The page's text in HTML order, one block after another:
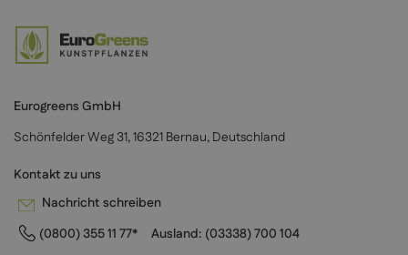
Eurogreens GmbH
Schönfelder Weg 31, 16321 Bernau, Deutschland
Kontakt zu uns
Nachricht schreiben
(0800) 355 11 77*
Ausland: (03338) 700 104